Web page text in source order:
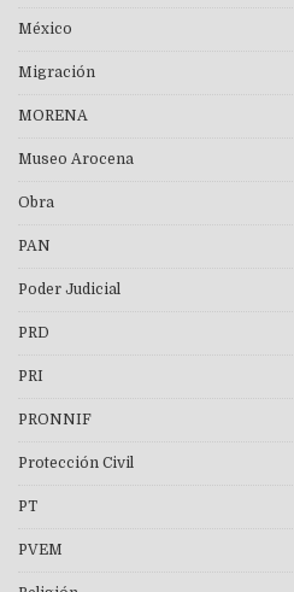
México
Migración
MORENA
Museo Arocena
Obra
PAN
Poder Judicial
PRD
PRI
PRONNIF
Protección Civil
PT
PVEM